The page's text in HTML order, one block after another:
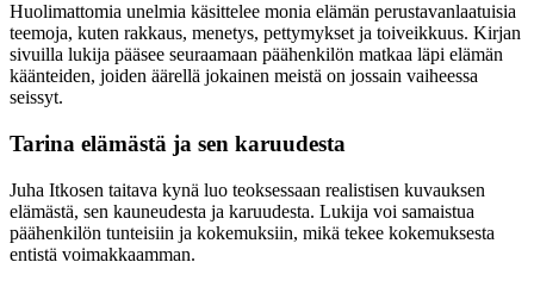
Huolimattomia unelmia käsittelee monia elämän perustavanlaatuisia
teemoja, kuten rakkaus, menetys, pettymykset ja toiveikkuus. Kirjan
sivuilla lukija pääsee seuraamaan päähenkilön matkaa läpi elämän
käänteiden, joiden äärellä jokainen meistä on jossain vaiheessa
seissyt.
Tarina elämästä ja sen karuudesta
Juha Itkosen taitava kynä luo teoksessaan realistisen kuvauksen
elämästä, sen kauneudesta ja karuudesta. Lukija voi samaistua
päähenkilön tunteisiin ja kokemuksiin, mikä tekee kokemuksesta
entistä voimakkaamman.